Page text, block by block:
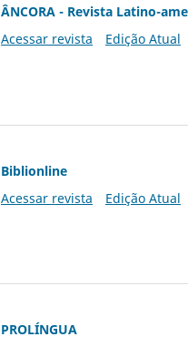
ÂNCORA - Revista Latino-
Acessar revista
Edição Atual
Biblionline
Acessar revista
Edição Atual
PROLÍNGUA